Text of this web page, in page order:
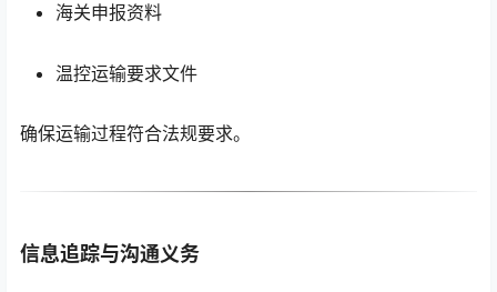
海关申报资料
温控运输要求文件
确保运输过程符合法规要求。
信息追踪与沟通义务